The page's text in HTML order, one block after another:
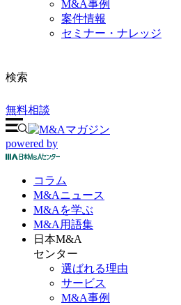
M&A事例
案件情報
セミナー・ナレッジ
検索
無料相談
powered by
コラム
M&Aニュース
M&Aを学ぶ
M&A 用語集
日本M&A
センター
選ばれる理由
サービス
M&A事例